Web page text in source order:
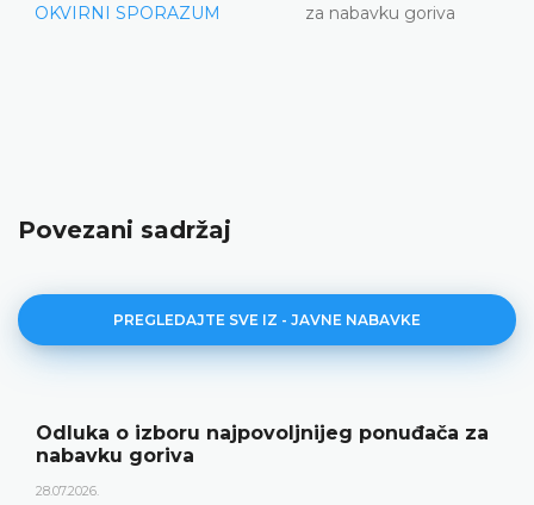
OKVIRNI SPORAZUM za nabavku goriva
Povezani sadržaj
PREGLEDAJTE SVE IZ - JAVNE NABAVKE
Odluka o izboru najpovoljnijeg ponuđača za
nabavku goriva
28.07.2026.